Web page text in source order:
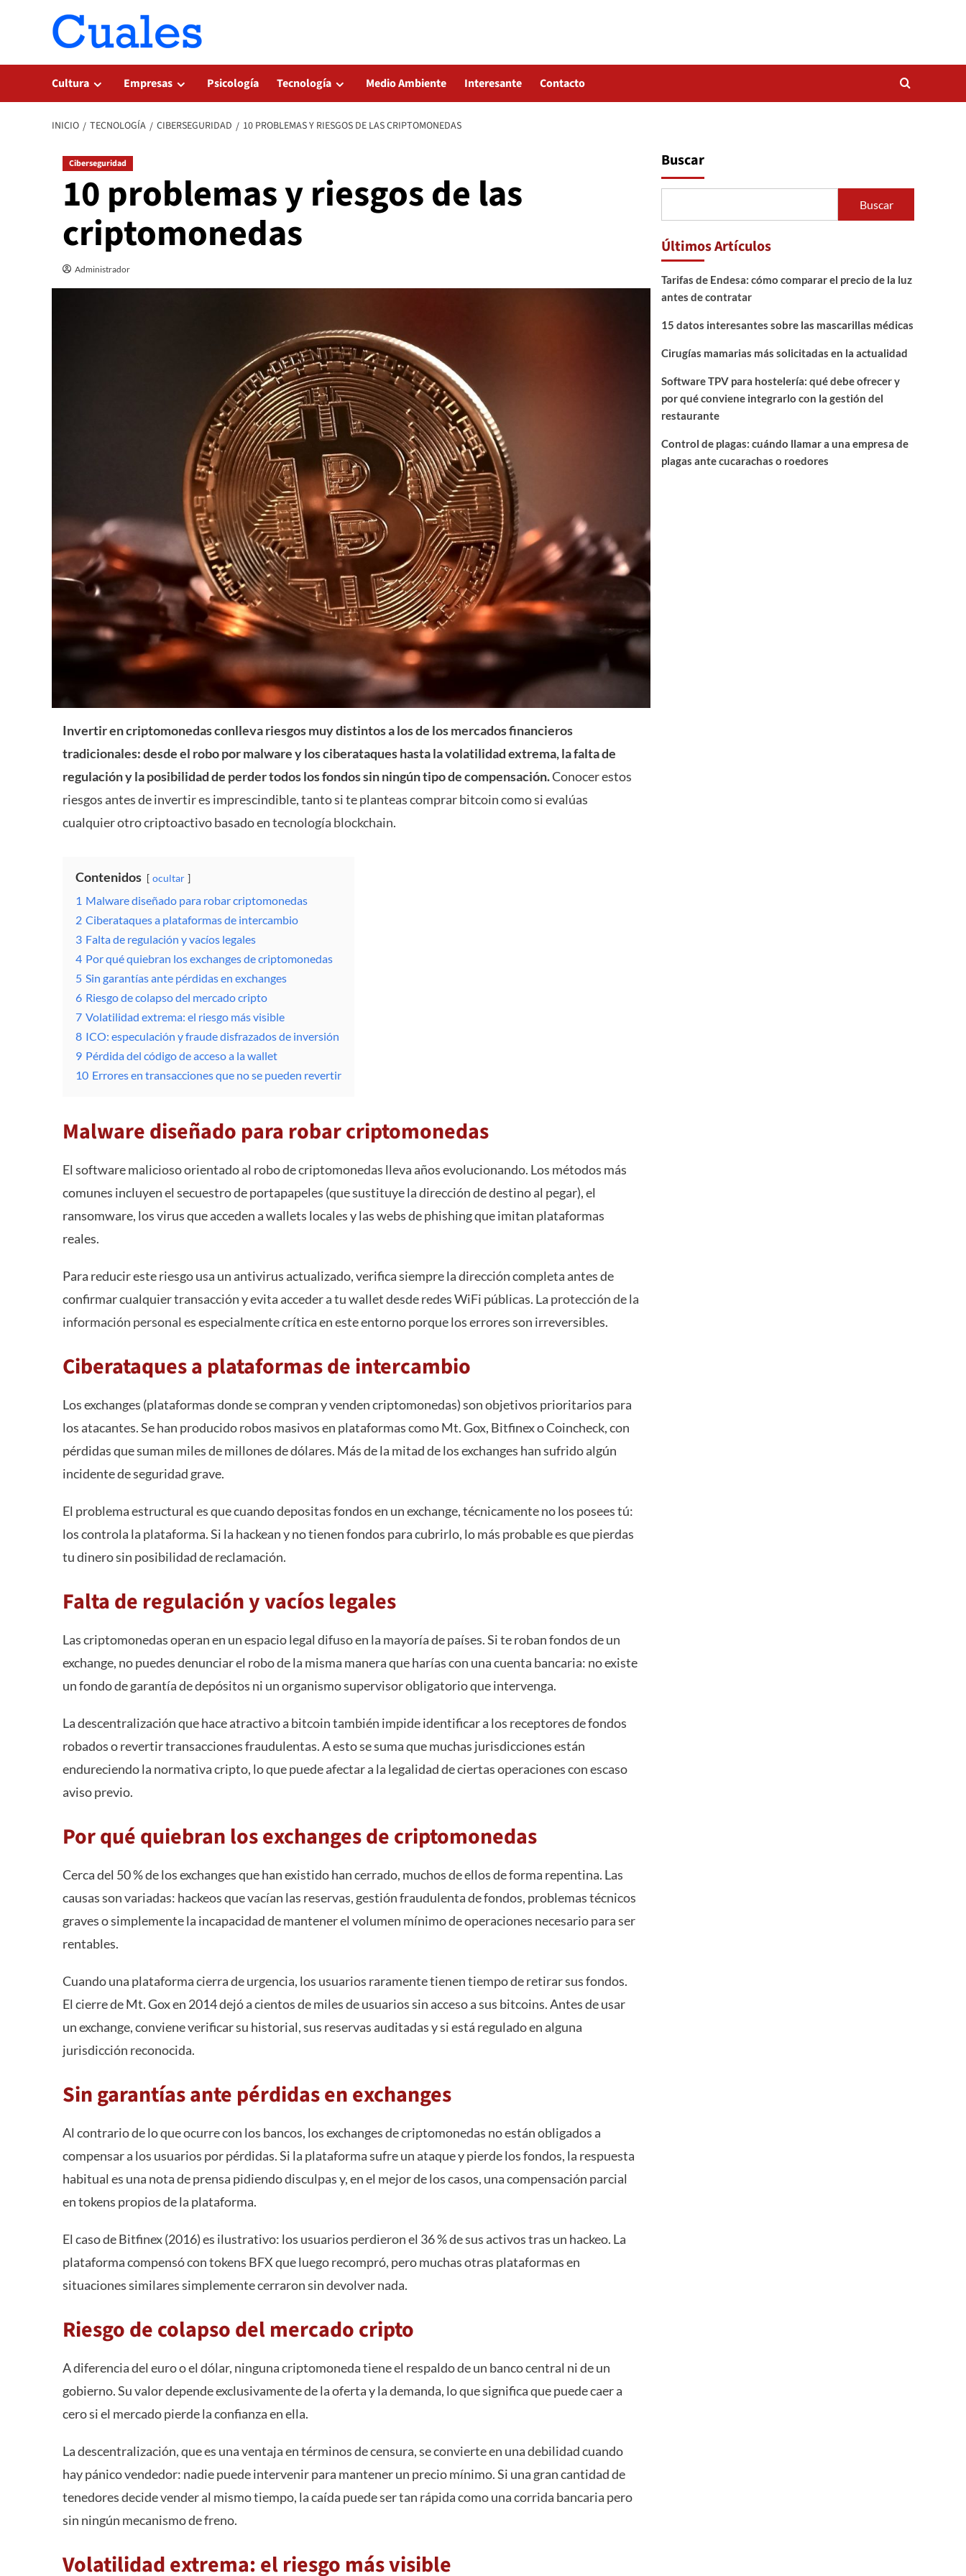
Cultura Empresas Psicología Tecnología Medio Ambiente Interesante Contacto
INICIO TECNOLOGÍA CIBERSEGURIDAD 10 PROBLEMAS Y RIESGOS DE LAS CRIPTOMONEDAS
Ciberseguridad
10 problemas y riesgos de las
criptomonedas
Administrador
Invertir en criptomonedas conlleva riesgos muy distintos a los de los mercados financieros
tradicionales: desde el robo por malware y los ciberataques hasta la volatilidad extrema, la falta de
regulación y la posibilidad de perder todos los fondos sin ningún tipo de compensación.Conocer estos
riesgos antes de invertir es imprescindible, tanto si te planteas comprar bitcoin como si evalúas
cualquier otro criptoactivo basado entecnología blockchain.
Contenidos ocultar
1 Malware diseñado para robar criptomonedas
2 Ciberataques a plataformas de intercambio
3 Falta de regulación y vacíos legales
4 Por qué quiebran los exchanges de criptomonedas
5 Sin garantías ante pérdidas en exchanges
6 Riesgo de colapso del mercado cripto
7 Volatilidad extrema: el riesgo más visible
8 ICO: especulación y fraude disfrazados de inversión
9 Pérdida del código de acceso a la wallet
10 Errores en transacciones que no se pueden revertir
Malware diseñado para robar criptomonedas
El software malicioso orientado al robo de criptomonedas lleva años evolucionando. Los métodos más
comunes incluyen el secuestro de portapapeles (que sustituye la dirección de destino al pegar), el
ransomware, los virus que acceden a wallets locales y las webs de phishing que imitan plataformas
reales.
Para reducir este riesgo usa un antivirus actualizado, verifica siempre la dirección completa antes de
confirmar cualquier transacción y evita acceder a tu wallet desde redes WiFi públicas. La protección de la
información personal es especialmente crítica en este entorno porque los errores son irreversibles.
Ciberataques a plataformas de intercambio
Los exchanges (plataformas donde se compran y venden criptomonedas) son objetivos prioritarios para
los atacantes. Se han producido robos masivos en plataformas como Mt. Gox, Bitfinex o Coincheck, con
pérdidas que suman miles de millones de dólares. Más de la mitad de los exchanges han sufrido algún
incidente de seguridad grave.
El problema estructural es que cuando depositas fondos en un exchange, técnicamente no los posees tú:
los controla la plataforma. Si la hackean y no tienen fondos para cubrirlo, lo más probable es que pierdas
tu dinero sin posibilidad de reclamación.
Falta de regulación y vacíos legales
Las criptomonedas operan en un espacio legal difuso en la mayoría de países. Si te roban fondos de un
exchange, no puedes denunciar el robo de la misma manera que harías con una cuenta bancaria: no existe
un fondo de garantía de depósitos ni un organismo supervisor obligatorio que intervenga.
La descentralización que hace atractivo a bitcoin también impide identificar a los receptores de fondos
robados o revertir transacciones fraudulentas. A esto se suma que muchas jurisdicciones están
endureciendo la normativa cripto, lo que puede afectar a la legalidad de ciertas operaciones con escaso
aviso previo.
Por qué quiebran los exchanges de criptomonedas
Cerca del 50 % de los exchanges que han existido han cerrado, muchos de ellos de forma repentina. Las
causas son variadas: hackeos que vacían las reservas, gestión fraudulenta de fondos, problemas técnicos
graves o simplemente la incapacidad de mantener el volumen mínimo de operaciones necesario para ser
rentables.
Cuando una plataforma cierra de urgencia, los usuarios raramente tienen tiempo de retirar sus fondos.
El cierre de Mt. Gox en 2014 dejó a cientos de miles de usuarios sin acceso a sus bitcoins. Antes de usar
un exchange, conviene verificar su historial, sus reservas auditadas y si está regulado en alguna
jurisdicción reconocida.
Sin garantías ante pérdidas en exchanges
Al contrario de lo que ocurre con los bancos, los exchanges de criptomonedas no están obligados a
compensar a los usuarios por pérdidas. Si la plataforma sufre un ataque y pierde los fondos, la respuesta
habitual es una nota de prensa pidiendo disculpas y, en el mejor de los casos, una compensación parcial
en tokens propios de la plataforma.
El caso de Bitfinex (2016) es ilustrativo: los usuarios perdieron el 36 % de sus activos tras un hackeo. La
plataforma compensó con tokens BFX que luego recompró, pero muchas otras plataformas en
situaciones similares simplemente cerraron sin devolver nada.
Riesgo de colapso del mercado cripto
A diferencia del euro o el dólar, ninguna criptomoneda tiene el respaldo de un banco central ni de un
gobierno. Su valor depende exclusivamente de la oferta y la demanda, lo que significa que puede caer a
cero si el mercado pierde la confianza en ella.
La descentralización, que es una ventaja en términos de censura, se convierte en una debilidad cuando
hay pánico vendedor: nadie puede intervenir para mantener un precio mínimo. Si una gran cantidad de
tenedores decide vender al mismo tiempo, la caída puede ser tan rápida como una corrida bancaria pero
sin ningún mecanismo de freno.
Volatilidad extrema: el riesgo más visible
Buscar
Buscar
Últimos Artículos
Tarifas de Endesa: cómo comparar el precio de la luz
antes de contratar
15 datos interesantes sobre las mascarillas médicas
Cirugías mamarias más solicitadas en la actualidad
Software TPV para hostelería: qué debe ofrecer y
por qué conviene integrarlo con la gestión del
restaurante
Control de plagas: cuándo llamar a una empresa de
plagas ante cucarachas o roedores